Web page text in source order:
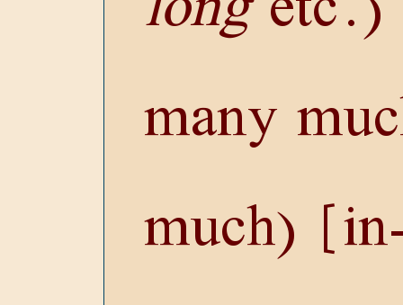
many
much)